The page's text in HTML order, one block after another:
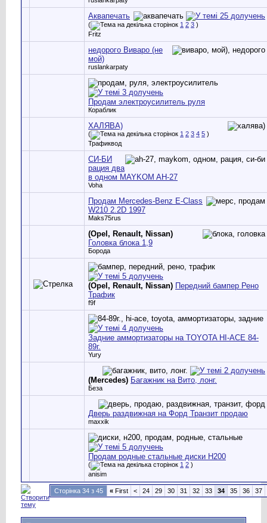
Аквапечать
( 1 2 3 )
Fritz
недорого Виваро (не
мой)
ruslankarpaty
Продам электроусилитель руля
Кораблик
ХАЛЯВА)
( 1 2 3 4 5 )
Трафиквод
СИ-БИ
рация два
в одном MAYKOM AH-27
Voha
Продам Mercedes-Benz E-Class
W210 2.2D 1997
Maks75rus
(Opel, Renault, Nissan)
Головка блока 1,9
Борода
(Opel, Renault, Nissan) Передний бампер Рено
Трафик
f9f
Задние аммортизаторы на TOYOTA HI-ACE 84-
89г.
Yury
(Mercedes) Багажник на Вито, лонг.
Беза
Дверь раздвижная на Форд Транзит продаю
maxxik
Продам родные стальные диски Н200
( 1 2 )
anisim
Сторінка 34 з 45 « First < 24 29 30 31 32 33 34 35 36 37